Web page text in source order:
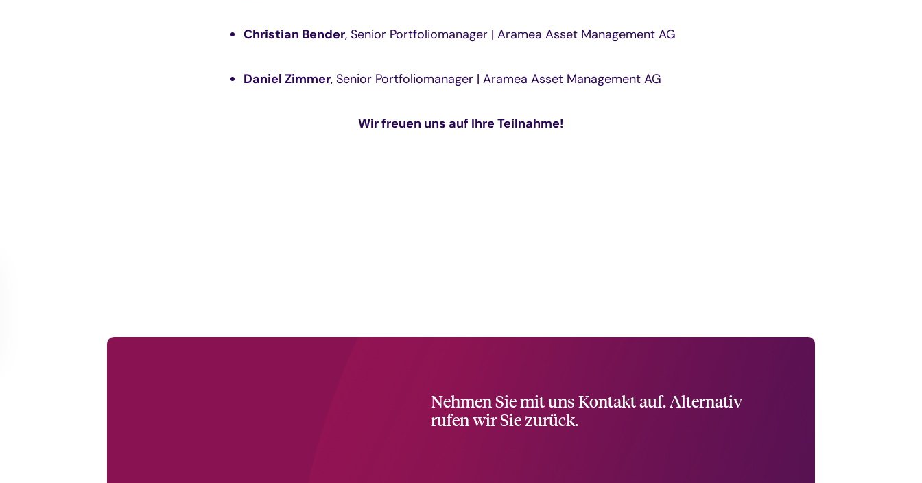
Christian Bender, Senior Portfoliomanager | Aramea Asset Management AG
Daniel Zimmer, Senior Portfoliomanager | Aramea Asset Management AG
Wir freuen uns auf Ihre Teilnahme!
Nehmen Sie mit uns Kontakt auf. Alternativ
rufen wir Sie zurück.